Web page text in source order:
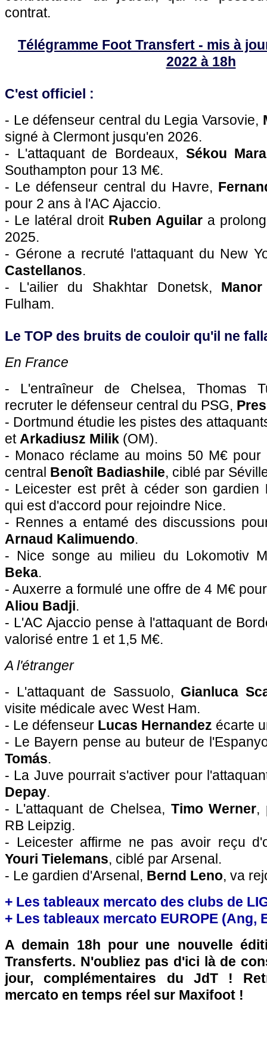
contrat.
Télégramme Foot Transfert - mis à
2022 à 18h
C'est officiel :
- Le défenseur central du Legia Varsovie,
signé à Clermont jusqu'en 2026.
- L'attaquant de Bordeaux, Sékou Mara
Southampton pour 13 M€.
- Le défenseur central du Havre,
pour 2 ans à l'AC Ajaccio.
- Le latéral droit Ruben Aguilar a
2025.
- Gérone a recruté l'attaquant du New
Castellanos.
- L'ailier du Shakhtar Donetsk,
Fulham.
Le TOP des bruits de couloir qu'il ne
En France
- L'entraîneur de Chelsea, Thomas
recruter le défenseur central du PSG,
- Dortmund étudie les pistes des
et Arkadiusz Milik (OM).
- Monaco réclame au moins 50 M€ pour
central Benoît Badiashile, ciblé par
- Leicester est prêt à céder son gardien
qui est d'accord pour rejoindre Nice.
- Rennes a entamé des discussions
Arnaud Kalimuendo.
- Nice songe au milieu du Lokomotiv
Beka.
- Auxerre a formulé une offre de 4 M€
Aliou Badji.
- L'AC Ajaccio pense à l'attaquant de
valorisé entre 1 et 1,5 M€.
A l'étranger
- L'attaquant de Sassuolo, Gianluca
visite médicale avec West Ham.
- Le défenseur Lucas Hernandez écarte
- Le Bayern pense au buteur de
Tomás.
- La Juve pourrait s'activer pour
Depay.
- L'attaquant de Chelsea, Timo Werner,
RB Leipzig.
- Leicester affirme ne pas avoir reçu
Youri Tielemans, ciblé par Arsenal.
- Le gardien d'Arsenal, Bernd Leno, va
+ Les tableaux mercato des clubs de
+ Les tableaux mercato EUROPE (Ang,
A demain 18h pour une nouvelle
Transferts. N'oubliez pas d'ici là de
jour, complémentaires du JdT !
mercato en temps réel sur Maxifoot !